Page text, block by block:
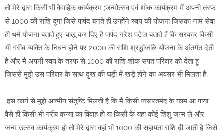
तो मेरे द्वारा किसी भी वैवाहिक कार्यक्रम ;जन्मोत्सव एवं शोक कार्यक्रम में अपनी तरफ
से 1000 की राशि दूंगा जिसे पार्षद बनते ही उन्होंने स्वयं की योजना जिसका नाम सेवा
ही धर्म योजना बताते हुए चालू कर दिए है पार्षद नरेश पटेल बताते हैं कि सरकार किसी
भी गरीब व्यक्ति के निधन होने पर 2000 की राशि श्रद्धांजलि योजना के अंतर्गत देती
है और मैं अपनी स्वयं के तरफ से 1000 की राशि शोक संपत परिवार को देता हूं
जिससे मुझे उस परिवार के साथ दुख की घड़ी में खड़े होने का अवसर भी मिलता है,
इस कार्य से मुझे आत्मीय संतुष्टि मिलती है कि मैं किसी जरूरतमंद के काम आ पाया
वैसे ही किसी भी गरीब कन्या का विवाह हो या किसी के यहां कोई शिशु जन्म ले और
जन्म उत्सव कार्यक्रम हो तो मेरे द्वारा वहां भी 1000 की सहायता राशि दी जाती है जिसे